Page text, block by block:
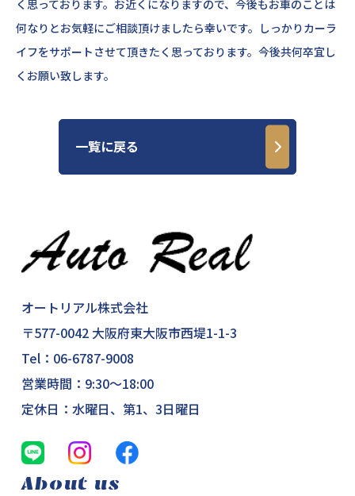
く思っております。お近くになりますので、今後もお車のことは
何なりとお気軽にご相談頂けましたら幸いです。しっかりカーラ
イフをサポートさせて頂きたく思っております。今後共何卒宜し
くお願い致します。
一覧に戻る
オートリアル株式会社
〒577-0042 大阪府東大阪市西堤1-1-3
Tel： 06-6787-9008
営業時間：9:30～18:00
定休日：水曜日、第1、3日曜日
About us